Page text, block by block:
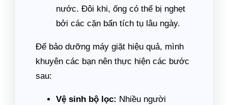
nước. Đôi khi, ống có thể bị nghẹt
bởi các cặn bẩn tích tụ lâu ngày.
Để bảo dưỡng máy giặt hiệu quả, mình
khuyên các bạn nên thực hiện các bước
sau:
Vệ sinh bộ lọc: Nhiều người